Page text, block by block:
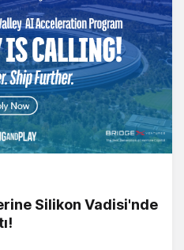
Silikon Vadisi'nde